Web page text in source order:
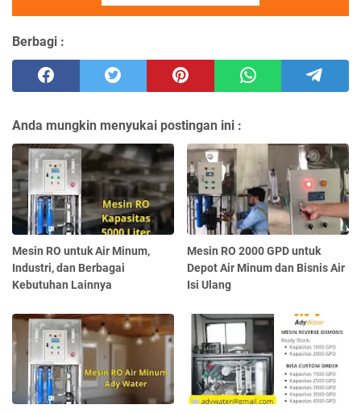
Berbagi :
Anda mungkin menyukai postingan ini :
Mesin RO untuk Air Minum,
Industri, dan Berbagai
Kebutuhan Lainnya
Mesin RO 2000 GPD untuk
Depot Air Minum dan Bisnis Air
Isi Ulang